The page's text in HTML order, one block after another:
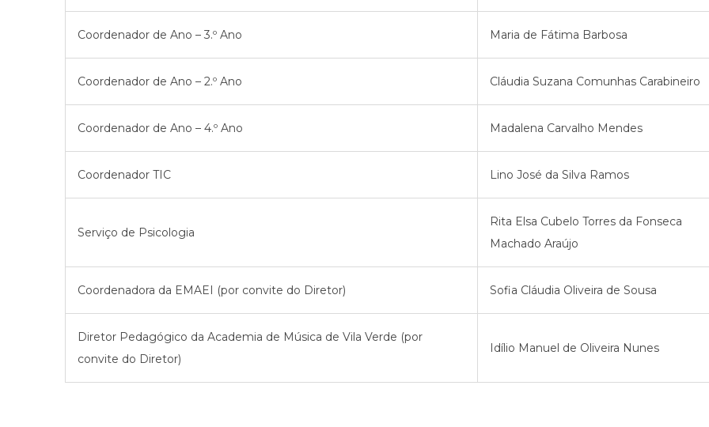
Coordenador de Ano – 3.º Ano Maria de Fátima Barbosa
Coordenador de Ano – 2.º Ano Cláudia Suzana Comunhas Carabineiro
Coordenador de Ano – 4.º Ano Madalena Carvalho Mendes
Coordenador TIC Lino José da Silva Ramos
Serviço de Psicologia
Rita Elsa Cubelo Torres da Fonseca
Machado Araújo
Coordenadora da EMAEI (por convite do Diretor) Sofia Cláudia Oliveira de Sousa
Diretor Pedagógico da Academia de Música de Vila Verde (por
convite do Diretor)
Idílio Manuel de Oliveira Nunes